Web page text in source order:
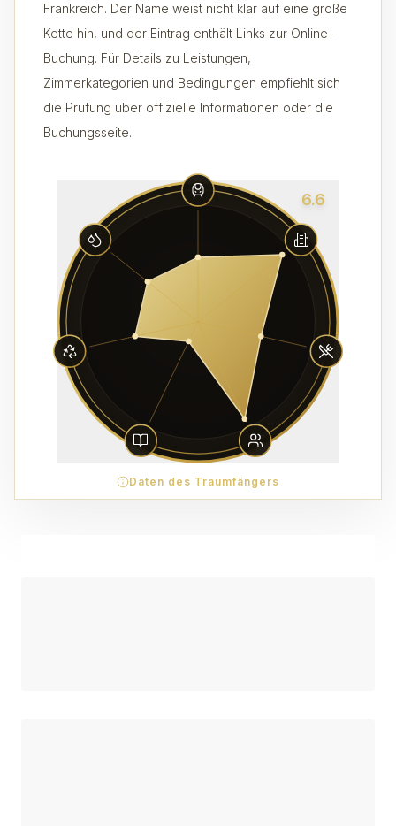
Frankreich. Der Name weist nicht klar auf eine große
Kette hin, und der Eintrag enthält Links zur Online-
Buchung. Für Details zu Leistungen,
Zimmerkategorien und Bedingungen empfiehlt sich
die Prüfung über offizielle Informationen oder die
Buchungsseite.
6.6
Daten des Traumfängers